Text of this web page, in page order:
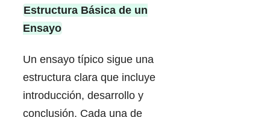
Estructura Básica de un
Ensayo
Un ensayo típico sigue una
estructura clara que incluye
introducción, desarrollo y
conclusión. Cada una de